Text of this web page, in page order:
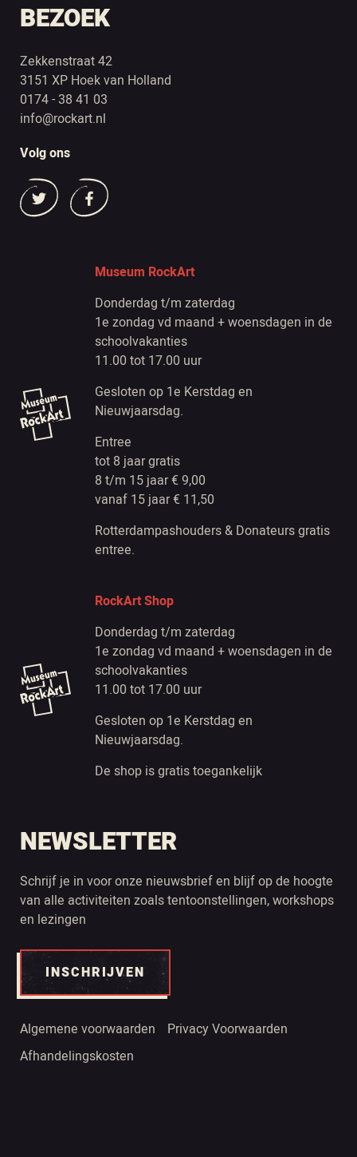
BEZOEK
Zekkenstraat 42
3151 XP Hoek van Holland
0174 - 38 41 03
info@rockart.nl
Volg ons
Museum RockArt
Donderdag t/m zaterdag
1e zondag vd maand + woensdagen in de
schoolvakanties
11.00 tot 17.00 uur
Gesloten op 1e Kerstdag en
Nieuwjaarsdag.
Entree
tot 8 jaar gratis
8 t/m 15 jaar € 9,00
vanaf 15 jaar € 11,50
Rotterdampashouders & Donateurs gratis
entree.
RockArt Shop
Donderdag t/m zaterdag
1e zondag vd maand + woensdagen in de
schoolvakanties
11.00 tot 17.00 uur
Gesloten op 1e Kerstdag en
Nieuwjaarsdag.
De shop is gratis toegankelijk
NEWSLETTER
Schrijf je in voor onze nieuwsbrief en blijf op de hoogte
van alle activiteiten zoals tentoonstellingen, workshops
en lezingen
INSCHRIJVEN
Algemene voorwaarden
Privacy Voorwaarden
Afhandelingskosten